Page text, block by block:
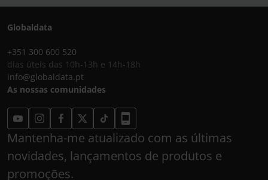
Globaldata
+351 300 600 520
dias úteis das 10h-13h e 14h-18h
info@globaldata.pt
As nossas comunidades
Mantenha-me atualizado com as últimas
novidades, lançamentos de produtos e
promoções.